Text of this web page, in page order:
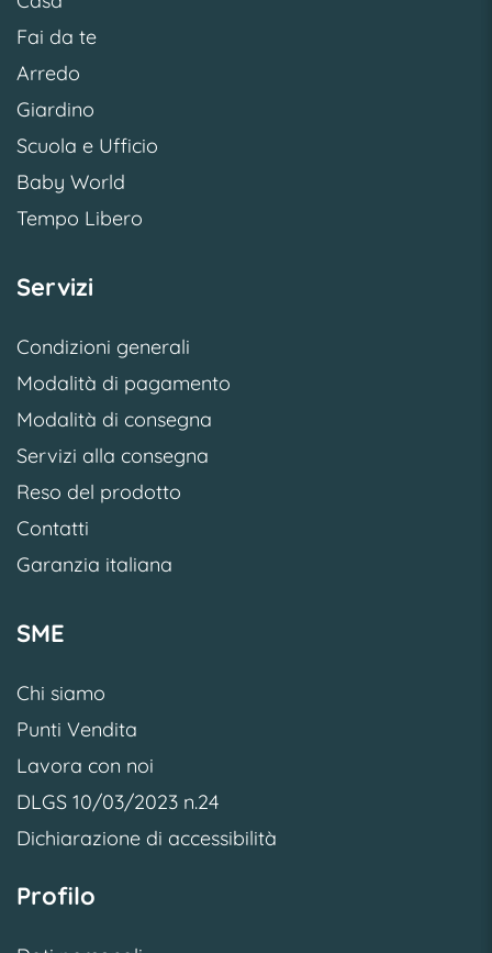
Fai da te
Arredo
Giardino
Scuola e Ufficio
Baby World
Tempo Libero
Servizi
Condizioni generali
Modalità di pagamento
Modalità di consegna
Servizi alla consegna
Reso del prodotto
Contatti
Garanzia italiana
SME
Chi siamo
Punti Vendita
Lavora con noi
DLGS 10/03/2023 n.24
Dichiarazione di accessibilità
Profilo